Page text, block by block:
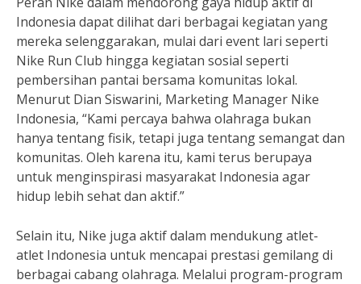
Indonesia dapat dilihat dari berbagai kegiatan yang
mereka selenggarakan, mulai dari event lari seperti
Nike Run Club hingga kegiatan sosial seperti
pembersihan pantai bersama komunitas lokal.
Menurut Dian Siswarini, Marketing Manager Nike
Indonesia, “Kami percaya bahwa olahraga bukan
hanya tentang fisik, tetapi juga tentang semangat dan
komunitas. Oleh karena itu, kami terus berupaya
untuk menginspirasi masyarakat Indonesia agar
hidup lebih sehat dan aktif.”
Selain itu, Nike juga aktif dalam mendukung atlet-
atlet Indonesia untuk mencapai prestasi gemilang di
berbagai cabang olahraga. Melalui program-program